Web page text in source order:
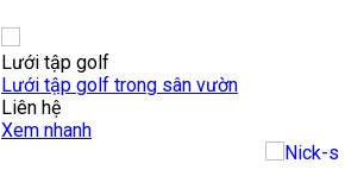
Lưới tập golf
Lưới tập golf trong sân vườn
Liên hệ
Xem nhanh